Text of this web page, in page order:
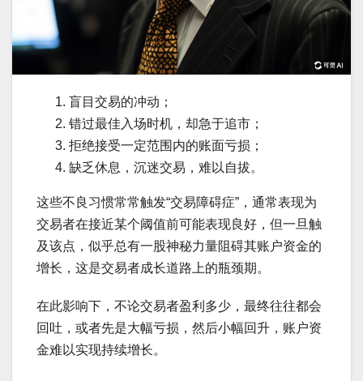
盲目交易的冲动；
错过最佳入场时机，却急于追市；
拒绝接受一定范围内的账面亏损；
缺乏休息，沉迷交易，难以自拔。
这些不良习惯常常触发“交易障碍症”，通常表现为
交易者在接近某个阈值前可能表现良好，但一旦触
及该点，似乎总有一股神秘力量阻碍其账户资金的
增长，这是交易者成长道路上的瓶颈期。
在此影响下，不论交易者盈利多少，最终往往都会
回吐，或者先是大幅亏损，然后小幅回升，账户资
金难以实现持续增长。